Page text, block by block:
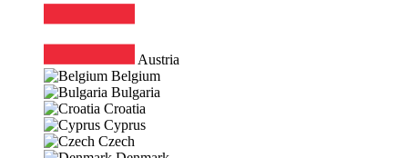
Austria
Belgium
Bulgaria
Croatia
Cyprus
Czech